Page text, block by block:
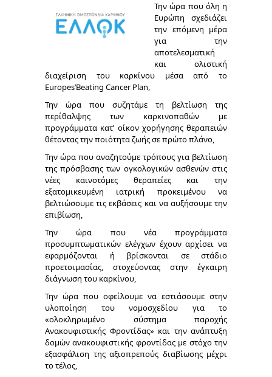
Την ώρα που όλη η
Ευρώπη σχεδιάζει
την επόμενη μέρα
για την
αποτελεσματική
και ολιστική
διαχείριση του καρκίνου μέσα από το
Europes’Beating Cancer Plan,
Την ώρα που συζητάμε τη βελτίωση της
περίθαλψης των καρκινοπαθών με
προγράμματα κατ’ οίκον χορήγησης θεραπειών
θέτοντας την ποιότητα ζωής σε πρώτο πλάνο,
Την ώρα που αναζητούμε τρόπους για βελτίωση
της πρόσβασης των ογκολογικών ασθενών στις
νέες καινοτόμες θεραπείες και την
εξατομικευμένη ιατρική προκειμένου να
βελτιώσουμε τις εκβάσεις και να αυξήσουμε την
επιβίωση,
Την ώρα που νέα προγράμματα
προσυμπτωματικών ελέγχων έχουν αρχίσει να
εφαρμόζονται ή βρίσκονται σε στάδιο
προετοιμασίας, στοχεύοντας στην έγκαιρη
διάγνωση του καρκίνου,
Την ώρα που οφείλουμε να εστιάσουμε στην
υλοποίηση του νομοσχεδίου για το
«ολοκληρωμένο σύστημα παροχής
Ανακουφιστικής Φροντίδας» και την ανάπτυξη
δομών ανακουφιστικής φροντίδας με στόχο την
εξασφάλιση της αξιοπρεπούς διαβίωσης μέχρι
το τέλος,